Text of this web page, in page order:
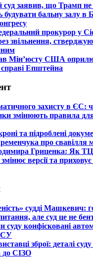
суд заявив, що Трамп
бальну залу в
прокурор у
звільнення,
Мін’юсту США
справі Епштейна
захисту в ЄС:
змінюють правила
та підроблені
про свавілля
Гриценка: Як
версії та
судді Машкевич:
але суд це не
суду конфісковані
зброї: деталі
до СІЗО